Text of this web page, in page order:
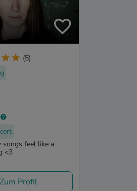
(5)
songs feel like a
<3
Zum Profil